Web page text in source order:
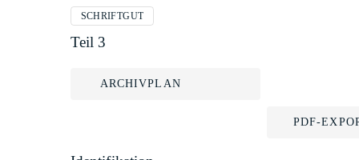
SCHRIFTGUT
Teil 3
ARCHIVPLAN
PDF-